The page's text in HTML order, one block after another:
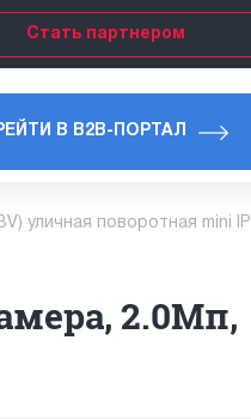
Стать партнером
В B2B-ПОРТАЛ
уличная поворотная mini IP
2.0Мп,